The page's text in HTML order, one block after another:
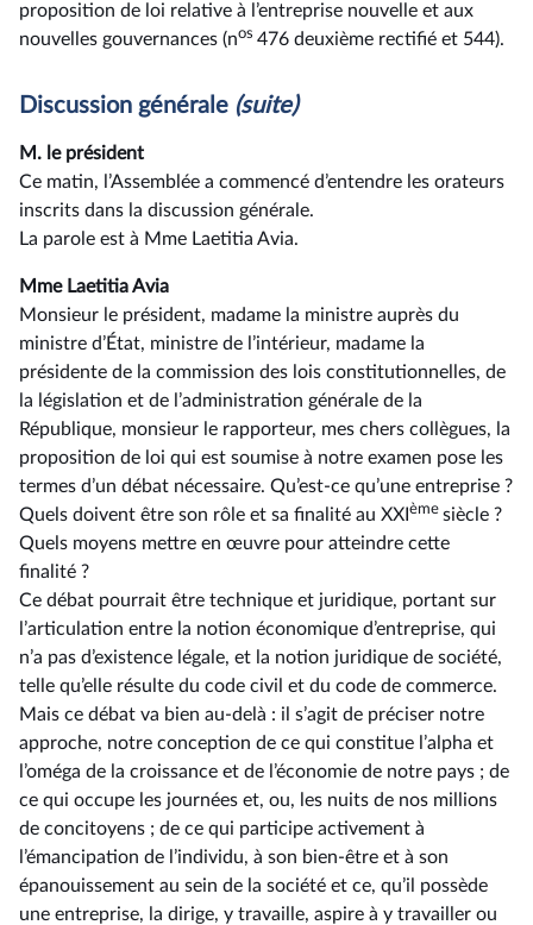
proposition de loi relative à l’entreprise nouvelle et aux
nouvelles gouvernances (nos 476 deuxième rectifié et 544).
Discussion générale (suite)
M. le président
Ce matin, l’Assemblée a commencé d’entendre les orateurs
inscrits dans la discussion générale.
La parole est à Mme Laetitia Avia.
Mme Laetitia Avia
Monsieur le président, madame la ministre auprès du
ministre d’État, ministre de l’intérieur, madame la
présidente de la commission des lois constitutionnelles, de
la législation et de l’administration générale de la
République, monsieur le rapporteur, mes chers collègues, la
proposition de loi qui est soumise à notre examen pose les
termes d’un débat nécessaire. Qu’est-ce qu’une entreprise ?
Quels doivent être son rôle et sa finalité au XXI ème siècle ?
Quels moyens mettre en œuvre pour atteindre cette
finalité ?
Ce débat pourrait être technique et juridique, portant sur
l’articulation entre la notion économique d’entreprise, qui
n’a pas d’existence légale, et la notion juridique de société,
telle qu’elle résulte du code civil et du code de commerce.
Mais ce débat va bien au-delà : il s’agit de préciser notre
approche, notre conception de ce qui constitue l’alpha et
l’oméga de la croissance et de l’économie de notre pays ; de
ce qui occupe les journées et, ou, les nuits de nos millions
de concitoyens ; de ce qui participe activement à
l’émancipation de l’individu, à son bien-être et à son
épanouissement au sein de la société et ce, qu’il possède
une entreprise, la dirige, y travaille, aspire à y travailler ou